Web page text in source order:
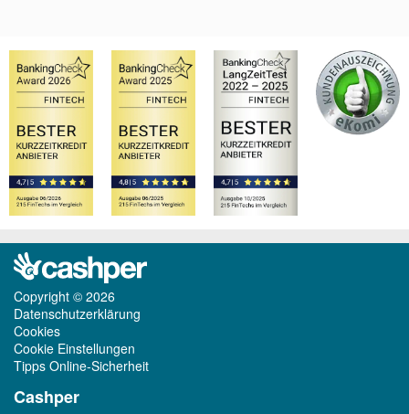
Copyright © 2026
Datenschutzerklärung
Cookies
Cookie Einstellungen
Tipps Online-Sicherheit
Cashper